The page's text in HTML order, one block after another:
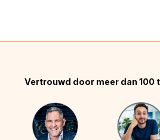
Vertrouwd door meer dan 100